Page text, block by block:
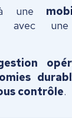
à une
avec une
contrôle.